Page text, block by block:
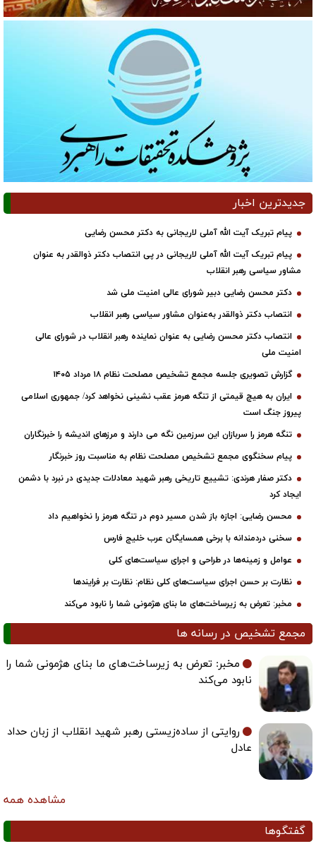
جدیدترین اخبار
پیام تبریک آیت الله آملی لاریجانی به دکتر محسن رضایی
پیام تبریک آیت الله آملی لاریجانی در پی انتصاب دکتر ذوالقدر به عنوان
مشاور سیاسی رهبر انقلاب
دکتر محسن رضایی دبیر شورای عالی امنیت ملی شد
انتصاب دکتر ذوالقدر به‌عنوان مشاور سیاسی رهبر انقلاب
انتصاب دکتر محسن رضایی به عنوان نماینده رهبر انقلاب در شورای عالی
امنیت ملی
گزارش تصویری جلسه مجمع تشخیص مصلحت نظام ۱۸ مرداد ۱۴۰۵
ایران به هیچ قیمتی از تنگه هرمز عقب نشینی نخواهد کرد/ جمهوری اسلامی
پیروز جنگ است
تنگه هرمز را سربازان این سرزمین نگه می دارند و مرزهای اندیشه را خبرنگاران
پیام سخنگوی مجمع تشخیص مصلحت نظام به مناسبت روز خبرنگار
دکتر صفار هرندی: تشییع تاریخی رهبر شهید معادلات جدیدی در نبرد با دشمن
ایجاد کرد
محسن رضایی: اجازه باز شدن مسیر دوم در تنگه هرمز را نخواهیم داد
سخنی دردمندانه با برخی همسایگان عرب خلیج فارس
عوامل و زمینه‌ها در طراحی و اجرای سیاست‌های کلی
نظارت بر حسن اجرای سیاست‌های کلی نظام: نظارت بر فرایندها
مخبر: تعرض به زیرساخت‌های ما بنای هژمونی شما را نابود می‌کند
مجمع تشخیص در رسانه ها
مخبر: تعرض به زیرساخت‌های ما بنای هژمونی شما را
نابود می‌کند
روایتی از ساده‌زیستی رهبر شهید انقلاب از زبان حداد
عادل
مشاهده همه
گفتگوها